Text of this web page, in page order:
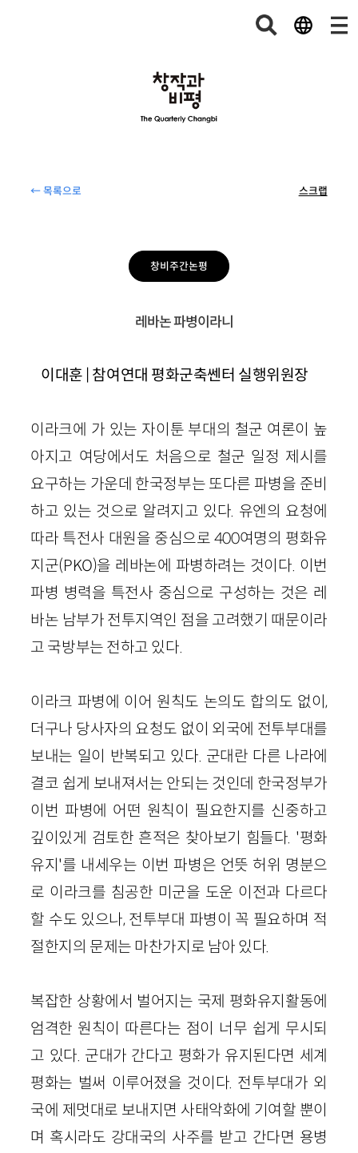
← 목록으로 스크랩
창비주간논평
레바논 파병이라니
이대훈 | 참여연대 평화군축쎈터 실행위원장
이라크에 가 있는 자이툰 부대의 철군 여론이 높
아지고 여당에서도 처음으로 철군 일정 제시를
요구하는 가운데 한국정부는 또다른 파병을 준비
하고 있는 것으로 알려지고 있다. 유엔의 요청에
따라 특전사 대원을 중심으로 400여명의 평화유
지군(PKO)을 레바논에 파병하려는 것이다. 이번
파병 병력을 특전사 중심으로 구성하는 것은 레
바논 남부가 전투지역인 점을 고려했기 때문이라
고 국방부는 전하고 있다.
이라크 파병에 이어 원칙도 논의도 합의도 없이,
더구나 당사자의 요청도 없이 외국에 전투부대를
보내는 일이 반복되고 있다. 군대란 다른 나라에
결코 쉽게 보내져서는 안되는 것인데 한국정부가
이번 파병에 어떤 원칙이 필요한지를 신중하고
깊이있게 검토한 흔적은 찾아보기 힘들다. '평화
유지'를 내세우는 이번 파병은 언뜻 허위 명분으
로 이라크를 침공한 미군을 도운 이전과 다르다
할 수도 있으나, 전투부대 파병이 꼭 필요하며 적
절한지의 문제는 마찬가지로 남아 있다.
복잡한 상황에서 벌어지는 국제 평화유지활동에
엄격한 원칙이 따른다는 점이 너무 쉽게 무시되
고 있다. 군대가 간다고 평화가 유지된다면 세계
평화는 벌써 이루어졌을 것이다. 전투부대가 외
국에 제멋대로 보내지면 사태악화에 기여할 뿐이
며 혹시라도 강대국의 사주를 받고 간다면 용병